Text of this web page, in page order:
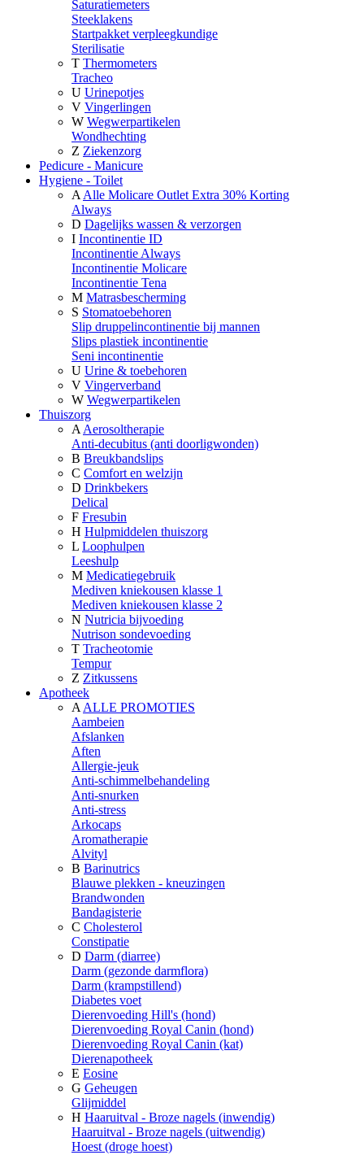
Saturatiemeters
Steeklakens
Startpakket verpleegkundige
Sterilisatie
T Thermometers
Tracheo
U Urinepotjes
V Vingerlingen
W Wegwerpartikelen
Wondhechting
Z Ziekenzorg
Pedicure - Manicure
Hygiene - Toilet
A Alle Molicare Outlet Extra 30% Korting
Always
D Dagelijks wassen & verzorgen
I Incontinentie ID
Incontinentie Always
Incontinentie Molicare
Incontinentie Tena
M Matrasbescherming
S Stomatoebehoren
Slip druppelincontinentie bij mannen
Slips plastiek incontinentie
Seni incontinentie
U Urine & toebehoren
V Vingerverband
W Wegwerpartikelen
Thuiszorg
A Aerosoltherapie
Anti-decubitus (anti doorligwonden)
B Breukbandslips
C Comfort en welzijn
D Drinkbekers
Delical
F Fresubin
H Hulpmiddelen thuiszorg
L Loophulpen
Leeshulp
M Medicatiegebruik
Mediven kniekousen klasse 1
Mediven kniekousen klasse 2
N Nutricia bijvoeding
Nutrison sondevoeding
T Tracheotomie
Tempur
Z Zitkussens
Apotheek
A ALLE PROMOTIES
Aambeien
Afslanken
Aften
Allergie-jeuk
Anti-schimmelbehandeling
Anti-snurken
Anti-stress
Arkocaps
Aromatherapie
Alvityl
B Barinutrics
Blauwe plekken - kneuzingen
Brandwonden
Bandagisterie
C Cholesterol
Constipatie
D Darm (diarree)
Darm (gezonde darmflora)
Darm (krampstillend)
Diabetes voet
Dierenvoeding Hill's (hond)
Dierenvoeding Royal Canin (hond)
Dierenvoeding Royal Canin (kat)
Dierenapotheek
E Eosine
G Geheugen
Glijmiddel
H Haaruitval - Broze nagels (inwendig)
Haaruitval - Broze nagels (uitwendig)
Hoest (droge hoest)